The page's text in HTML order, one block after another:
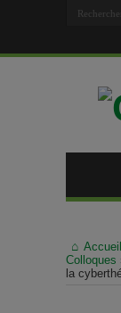
Accueil
Colloques
la